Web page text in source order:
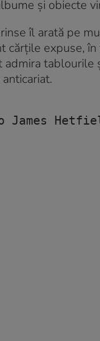
și obiecte
îl arată pe
cărțile expuse,
admira tablourile
James